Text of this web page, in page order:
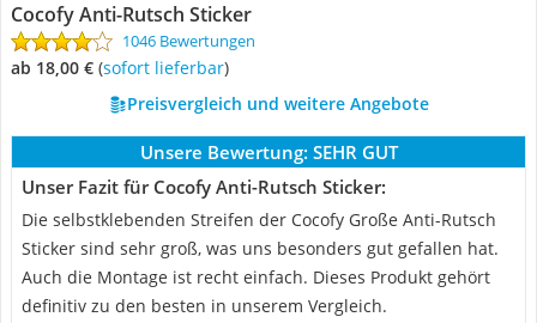
Cocofy Anti-Rutsch Sticker
1046 Bewertungen
ab 18,00 € ( Sofort lieferbar)
Preisvergleich und weitere Angebote
Unsere Bewertung: SEHR GUT
Unser Fazit für Cocofy Anti-Rutsch Sticker:
Die selbstklebenden Streifen der Cocofy Große Anti-Rutsch
Sticker sind sehr groß, was uns besonders gut gefallen hat.
Auch die Montage ist recht einfach. Dieses Produkt gehört
definitiv zu den besten in unserem Vergleich.